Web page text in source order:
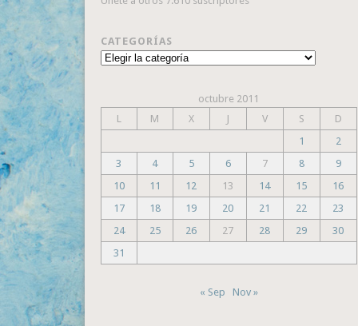
CATEGORÍAS
Categorías
octubre 2011
L
M X J V S
D
1
2
3
4 5 6 7 8
9
10
11 12 13 14 15
16
17
18 19 20 21 22
23
24
25 26 27 28 29
30
31
« Sep Nov »